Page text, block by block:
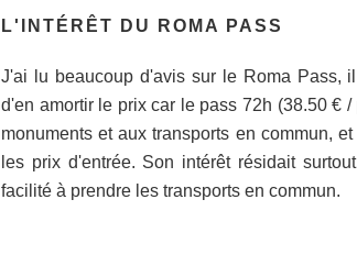
L'INTÉRÊT DU ROMA PASS
J'ai lu beaucoup d'avis sur le Roma Pass,
d'en amortir le prix car le pass 72h (38.50 €
monuments et aux transports en commun,
les prix d'entrée. Son intérêt résidait
facilité à prendre les transports en commun.